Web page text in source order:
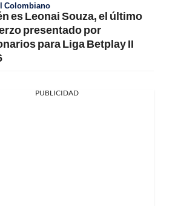
Colombiano
es Leonai Souza, el último
presentado por
para Liga Betplay II
PUBLICIDAD